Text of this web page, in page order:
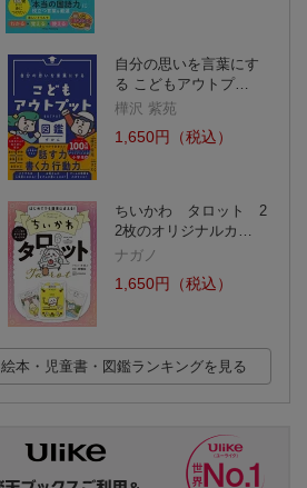
きって はって つ
くるえほん のりも
の
La ZOO
(1件)
くっついた
自分の思いを言葉にす
る こどもアウトプ…
樺沢 紫苑
1,650円（税込）
ちいかわ タロット 2
2枚のオリジナルカ…
ナガノ
1,650円（税込）
絵本・児童書・図鑑ランキングを見る